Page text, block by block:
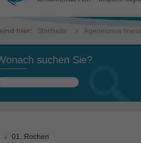
hier: Startseite Ageneiosus
suchen Sie?
01. Rochen